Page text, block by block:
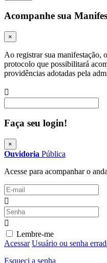
Acompanhe sua
×
Ao registrar sua manifestação,
protocolo que possibilitará
providências adotadas pela
Faça seu login!
×
Ouvidoria Pública
Acesse para acompanhar o
Lembre-me
Acessar Usuário ou senha
Esqueci a senha